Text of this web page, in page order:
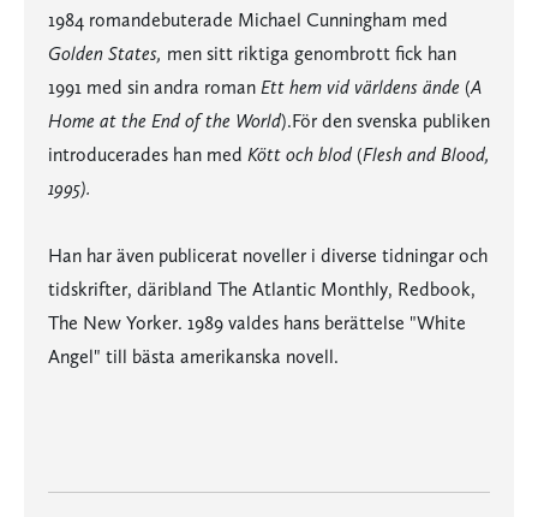
1984 romandebuterade Michael Cunningham med
Golden States, men sitt riktiga genombrott fick han
1991 med sin andra roman Ett hem vid världens ände (A
Home at the End of the World).För den svenska publiken
introducerades han med Kött och blod (Flesh and Blood,
1995).
Han har även publicerat noveller i diverse tidningar och
tidskrifter, däribland The Atlantic Monthly, Redbook,
The New Yorker. 1989 valdes hans berättelse "White
Angel" till bästa amerikanska novell.